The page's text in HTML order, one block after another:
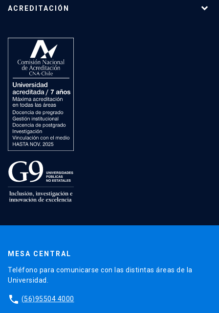
ACREDITACIÓN
MESA CENTRAL
Teléfono para comunicarse con las distintas áreas de la
Universidad.
phone (56)95504 4000